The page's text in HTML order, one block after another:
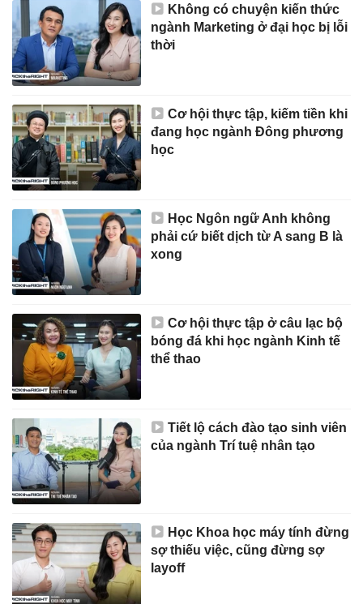
Không có chuyện kiến thức
ngành Marketing ở đại học bị lỗi
thời
Cơ hội thực tập, kiếm tiền khi
đang học ngành Đông phương
học
Học Ngôn ngữ Anh không
phải cứ biết dịch từ A sang B là
xong
Cơ hội thực tập ở câu lạc bộ
bóng đá khi học ngành Kinh tế
thể thao
Tiết lộ cách đào tạo sinh viên
của ngành Trí tuệ nhân tạo
Học Khoa học máy tính đừng
sợ thiếu việc, cũng đừng sợ
layoff